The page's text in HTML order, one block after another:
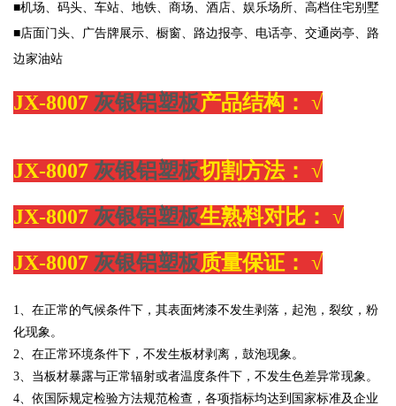
■机场、码头、车站、地铁、商场、酒店、娱乐场所、高档住宅别墅
■店面门头、广告牌展示、橱窗、路边报亭、电话亭、交通岗亭、路
边家油站
JX-8007 灰银铝塑板产品结构： √
JX-8007 灰银铝塑板切割方法： √
JX-8007 灰银铝塑板生熟料对比： √
JX-8007 灰银铝塑板质量保证： √
1、在正常的气候条件下，其表面烤漆不发生剥落，起泡，裂纹，粉
化现象。
2、在正常环境条件下，不发生板材剥离，鼓泡现象。
3、当板材暴露与正常辐射或者温度条件下，不发生色差异常现象。
4、依国际规定检验方法规范检查，各项指标均达到国家标准及企业